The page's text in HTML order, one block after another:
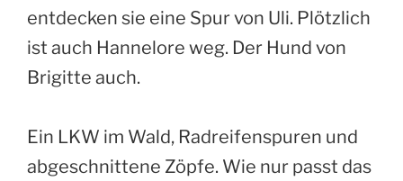
entdecken sie eine Spur von Uli. Plötzlich
ist auch Hannelore weg. Der Hund von
Brigitte auch.
Ein LKW im Wald, Radreifenspuren und
abgeschnittene Zöpfe. Wie nur passt das